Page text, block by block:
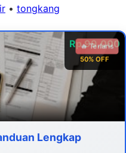
• tongkang
Rp 99.000
50% OFF
🔥 Terlaris
Lengkap